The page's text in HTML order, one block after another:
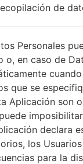
de
Personales
o, en caso de
que se
Aplicación son
declara
los
para la